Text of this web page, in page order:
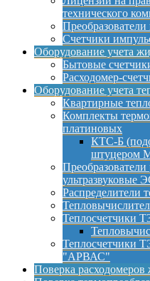
технического
Счетчики
Оборудование учета
Бытовые
Расходомер-
Оборудование учета
Квартирные
Комплекты
платиновых
КТС-Б
штуцером
Преобразователи
ультразвуковые
Распределители
Теплосчетчики
"АРВАС"
Поверка расходомеров